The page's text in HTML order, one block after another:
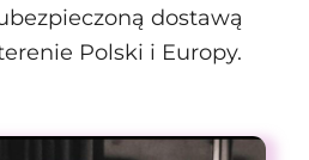
dostawą
Polski i Europy.